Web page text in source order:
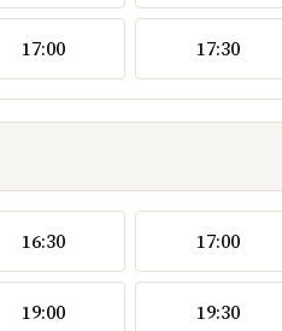
17:00 17:30
16:30 17:00
19:00 19:30